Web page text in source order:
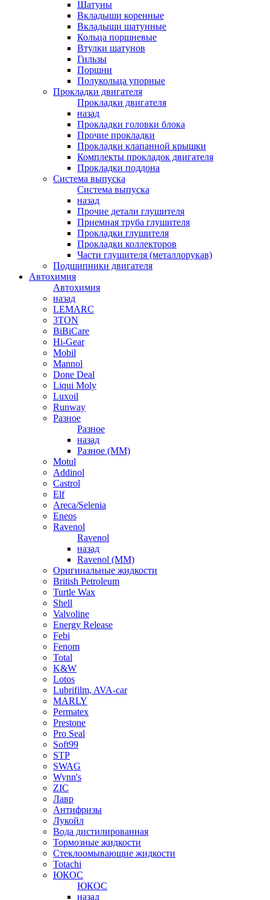
Шатуны
Вкладыши коренные
Вкладыши шатунные
Кольца поршневые
Втулки шатунов
Гильзы
Поршни
Полукольца упорные
Прокладки двигателя
Прокладки двигателя
назад
Прокладки головки блока
Прочие прокладки
Прокладки клапанной крышки
Комплекты прокладок двигателя
Прокладки поддона
Система выпуска
Система выпуска
назад
Прочие детали глушителя
Приемная труба глушителя
Прокладки глушителя
Прокладки коллекторов
Части глушителя (металлорукав)
Подшипники двигателя
Автохимия
Автохимия
назад
LEMARC
3TON
BiBiCare
Hi-Gear
Mobil
Mannol
Done Deal
Liqui Moly
Luxoil
Runway
Разное
Разное
назад
Разное (ММ)
Motul
Addinol
Castrol
Elf
Areca/Selenia
Eneos
Ravenol
Ravenol
назад
Ravenol (ММ)
Оригинальные жидкости
British Petroleum
Turtle Wax
Shell
Valvoline
Energy Release
Febi
Fenom
Total
K&W
Lotos
Lubrifilm, AVA-car
MARLY
Permatex
Prestone
Pro Seal
Soft99
STP
SWAG
Wynn's
ZIC
Лавр
Антифризы
Лукойл
Вода дистилированная
Тормозные жидкости
Стеклоомывающие жидкости
Totachi
ЮКОС
ЮКОС
назад